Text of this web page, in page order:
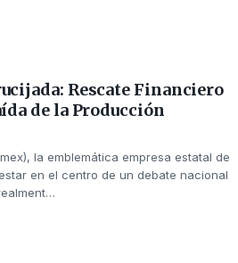
Rescate Financiero
de la Producción
la emblemática empresa estatal de
en el centro de un debate nacional